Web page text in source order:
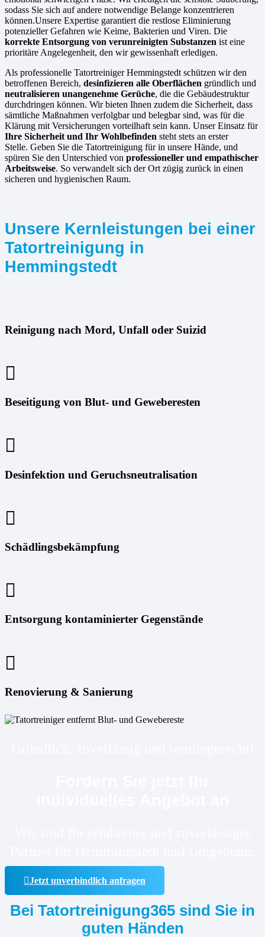
sodass Sie sich auf andere notwendige Belange konzentrieren
können.Unsere Expertise garantiert die restlose Eliminierung
potenzieller Gefahren wie Keime, Bakterien und Viren. Die
korrekte Entsorgung von verunreinigten Substanzen ist eine
prioritäre Angelegenheit, den wir gewissenhaft erledigen.
Als professionelle Tatortreiniger Hemmingstedt schützen wir den
betroffenen Bereich, desinfizieren alle Oberflächen gründlich und
neutralisieren unangenehme Gerüche, die die Gebäudestruktur
durchdringen können. Wir bieten Ihnen zudem die Sicherheit, dass
sämtliche Maßnahmen verfolgbar und belegbar sind, was für die
Klärung mit Versicherungen vorteilhaft sein kann. Unser Einsatz für
Ihre Sicherheit und Ihr Wohlbefinden steht stets an erster
Stelle. Geben Sie die Tatortreinigung für in unsere Hände, und
spüren Sie den Unterschied von professioneller und empathischer
Arbeitsweise. So verwandelt sich der Ort zügig zurück in einen
sicheren und hygienischen Raum.
Unsere Kernleistungen bei einer
Tatortreinigung in
Hemmingstedt
Reinigung nach Mord, Unfall oder Suizid
Beseitigung von Blut- und Geweberesten
Desinfektion und Geruchsneutralisation
Schädlingsbekämpfung
Entsorgung kontaminierter Gegenstände
Renovierung & Sanierung
Jetzt unverbindlich anfragen
Bei Tatortreinigung365 sind Sie in
guten Händen